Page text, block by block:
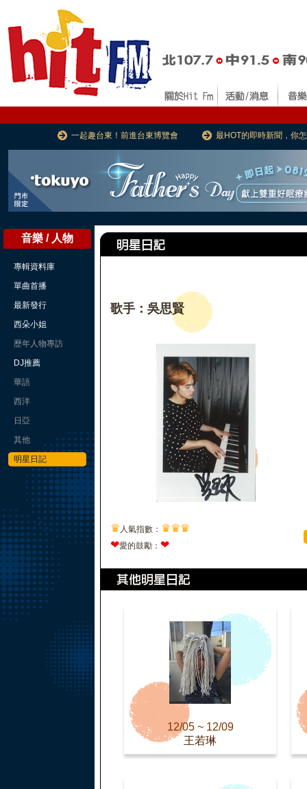
一起趣台東！前進台東博覽會 最HOT的即時新聞，你
音樂 / 人物
專輯資料庫
單曲首播
最新發行
西朵小姐
歷年人物專訪
DJ推薦
華語
西洋
日亞
其他
明星日記
歌手：吳思賢
♛ 人氣指數： ♛♛♛
❤愛的鼓勵： ❤
12/05 ~ 12/09
王若琳